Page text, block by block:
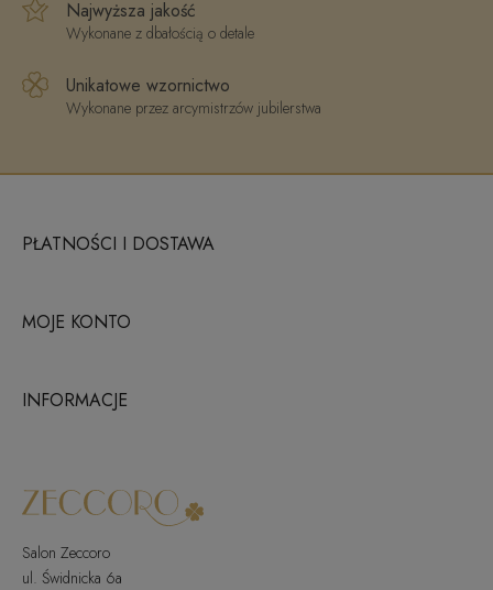
Najwyższa jakość
Wykonane z dbałością o detale
Unikatowe wzornictwo
Wykonane przez arcymistrzów jubilerstwa
PŁATNOŚCI I DOSTAWA
MOJE KONTO
INFORMACJE
Salon Zeccoro
ul. Świdnicka 6a